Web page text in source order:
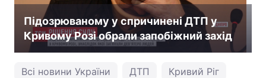
Підозрюваному у спричинені ДТП у
Кривому Розі обрали запобіжний захід
Всі новини України ДТП Кривий Ріг